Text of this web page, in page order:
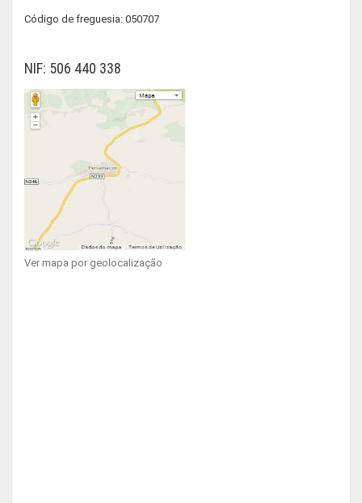
Código de freguesia: 050707
NIF: 506 440 338
Ver mapa por geolocalização